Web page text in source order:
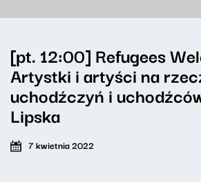
[pt. 12:00] Refugees
Artystki i artyści na
uchodźczyń i
Lipska
7 kwietnia 2022